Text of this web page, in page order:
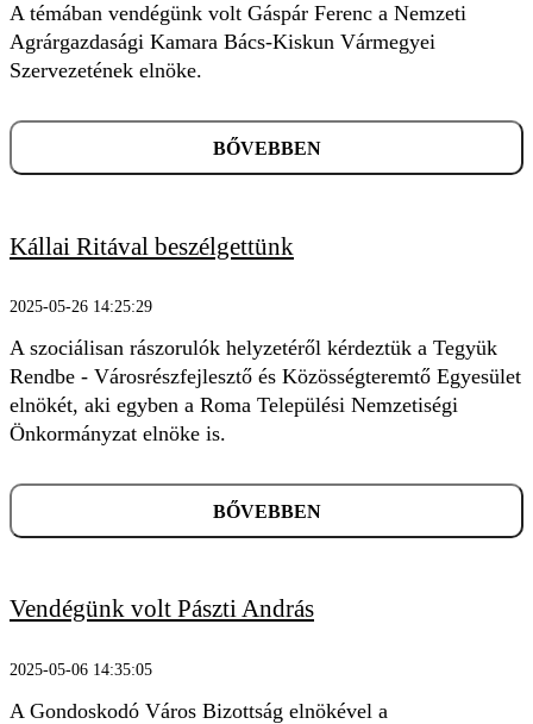
A témában vendégünk volt Gáspár Ferenc a Nemzeti
Agrárgazdasági Kamara Bács-Kiskun Vármegyei
Szervezetének elnöke.
BŐVEBBEN
Kállai Ritával beszélgettünk
2025-05-26 14:25:29
A szociálisan rászorulók helyzetéről kérdeztük a Tegyük
Rendbe - Városrészfejlesztő és Közösségteremtő Egyesület
elnökét, aki egyben a Roma Települési Nemzetiségi
Önkormányzat elnöke is.
BŐVEBBEN
Vendégünk volt Pászti András
2025-05-06 14:35:05
A Gondoskodó Város Bizottság elnökével a